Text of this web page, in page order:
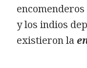
y los indios
existieron la